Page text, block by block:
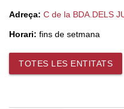
Adreça: C de la BDA.DELS
Horari: fins de setmana
TOTES LES ENTITATS